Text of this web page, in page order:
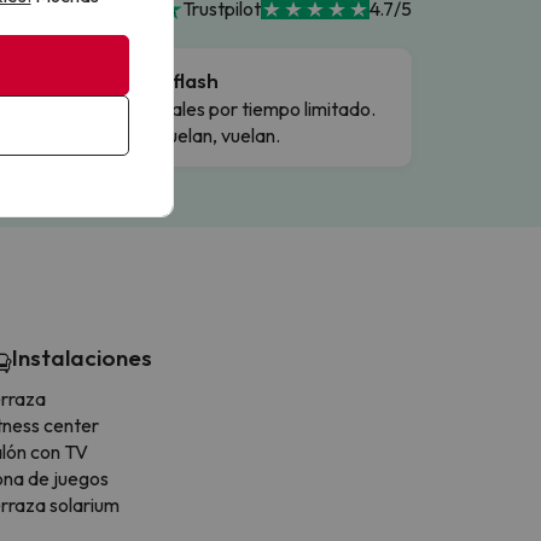
Trustpilot 4.7/5
Ofertas flash
Precios reales por tiempo limitado.
Cuando vuelan, vuelan.
Instalaciones
center
con TV
de juegos
solarium